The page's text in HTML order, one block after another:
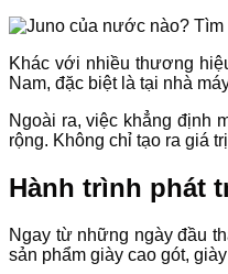
Khác với nhiều thương
Nam, đặc biệt là tại nhà
Ngoài ra, việc khẳng định
rộng. Không chỉ tạo ra giá
Hành trình phát
Ngay từ những ngày đầu
sản phẩm giày cao gót,